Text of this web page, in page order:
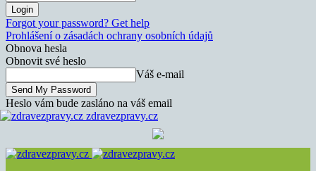
Forgot your password? Get help
Prohlášení o zásadách ochrany osobních údajů
Obnova hesla
Obnovit své heslo
Váš e-mail
Heslo vám bude zasláno na váš email
zdravezpravy.cz